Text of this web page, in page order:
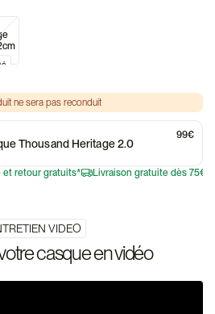
ne sera pas reconduit
Thousand Heritage 2.0
99€
gratuits* Livraison gratuite dès 75€ 30
VIDEO
casque en vidéo